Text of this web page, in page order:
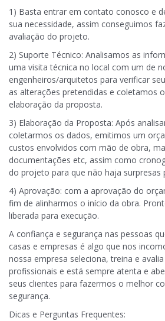
1) Basta entrar em contato conosco e
sua necessidade, assim conseguimos
avaliação do projeto.
2) Suporte Técnico: Analisamos as
uma visita técnica no local com um de
engenheiros/arquitetos para verificar
as alterações pretendidas e coletamos
elaboração da proposta.
3) Elaboração da Proposta: Após
coletarmos os dados, emitimos um
custos envolvidos com mão de obra,
documentações etc, assim como
do projeto para que não haja surpresas
4) Aprovação: com a aprovação do
fim de alinharmos o início da obra.
liberada para execução.
A confiança e segurança nas pessoas
casas e empresas é algo que nos
nossa empresa seleciona, treina e
profissionais e está sempre atenta e
seus clientes para fazermos o melhor
segurança.
Dicas e Perguntas Frequentes: